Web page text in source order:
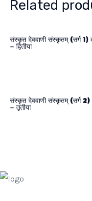
Related
संस्कृत देववाणी संस्कृतम् (सर्ग 1)
– द्वितीया
संस्कृत देववाणी संस्कृतम् (सर्ग 2)
– तृतीया